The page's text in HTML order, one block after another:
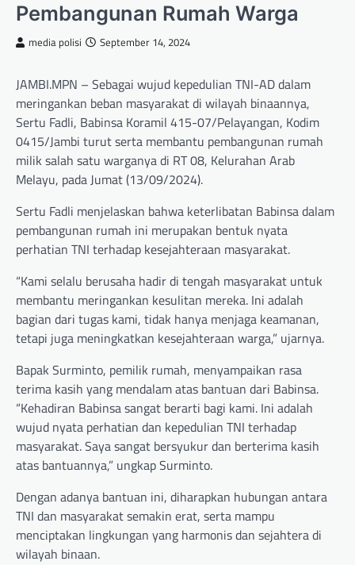
Pembangunan Rumah Warga
media polisi September 14, 2024
JAMBI.MPN – Sebagai wujud kepedulian TNI-AD dalam
meringankan beban masyarakat di wilayah binaannya,
Sertu Fadli, Babinsa Koramil 415-07/Pelayangan, Kodim
0415/Jambi turut serta membantu pembangunan rumah
milik salah satu warganya di RT 08, Kelurahan Arab
Melayu, pada Jumat (13/09/2024).
Sertu Fadli menjelaskan bahwa keterlibatan Babinsa dalam
pembangunan rumah ini merupakan bentuk nyata
perhatian TNI terhadap kesejahteraan masyarakat.
“Kami selalu berusaha hadir di tengah masyarakat untuk
membantu meringankan kesulitan mereka. Ini adalah
bagian dari tugas kami, tidak hanya menjaga keamanan,
tetapi juga meningkatkan kesejahteraan warga,” ujarnya.
Bapak Surminto, pemilik rumah, menyampaikan rasa
terima kasih yang mendalam atas bantuan dari Babinsa.
“Kehadiran Babinsa sangat berarti bagi kami. Ini adalah
wujud nyata perhatian dan kepedulian TNI terhadap
masyarakat. Saya sangat bersyukur dan berterima kasih
atas bantuannya,” ungkap Surminto.
Dengan adanya bantuan ini, diharapkan hubungan antara
TNI dan masyarakat semakin erat, serta mampu
menciptakan lingkungan yang harmonis dan sejahtera di
wilayah binaan.